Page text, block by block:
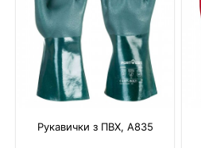
Рукавички з ПВХ, A835